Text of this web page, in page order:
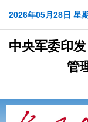
2026年05月28日 星
中央军委印
管